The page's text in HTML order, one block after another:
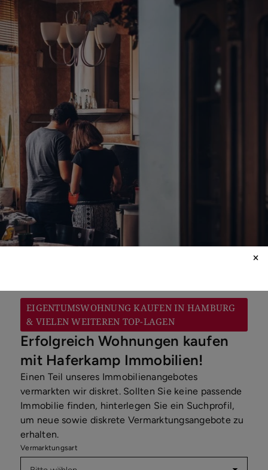
EIGENTUMSWOHNUNG KAUFEN IN HAMBURG
& VIELEN WEITEREN TOP-LAGEN
Erfolgreich Wohnungen kaufen
mit Haferkamp Immobilien!
Einen Teil unseres Immobilienangebotes
vermarkten wir diskret. Sollten Sie keine passende
Immobilie finden, hinterlegen Sie ein Suchprofil,
um neue sowie diskrete Vermarktungsangebote zu
erhalten.
Vermarktungsart